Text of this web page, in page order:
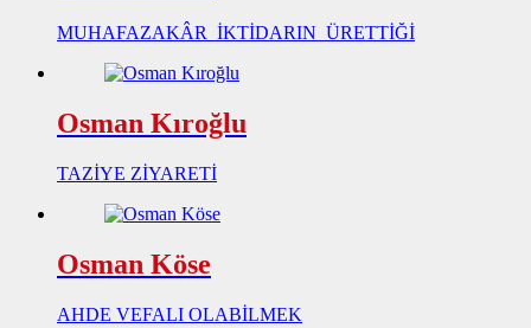
MUHAFAZAKÂR İKTİDARIN ÜRETTİĞİ
Osman Kıroğlu
TAZİYE ZİYARETİ
Osman Köse
AHDE VEFALI OLABİLMEK